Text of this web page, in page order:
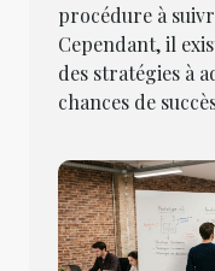
procédure à
Cependant, il
des stratégies à
chances de